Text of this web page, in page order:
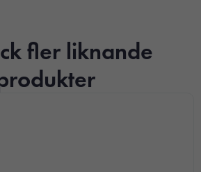
fler liknande